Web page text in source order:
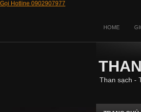
Gọi Hotline 0902907977
HOME
Than sạch -